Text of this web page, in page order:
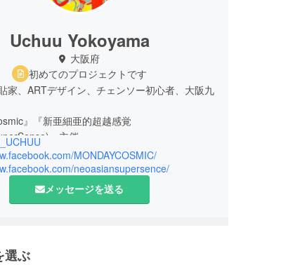
Uchuu Yokoyama
大阪府
初めてのプロジェクトです
家、ARTデザイン、チェンソー初心者、大阪九
』『新亜細亜的超越感覚
』主催。
MONDAYCOSMIC/
neoasiansupersence/
メッセージを送る
選ぶ